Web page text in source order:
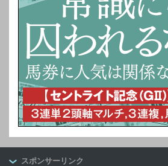
スポンサーリンク